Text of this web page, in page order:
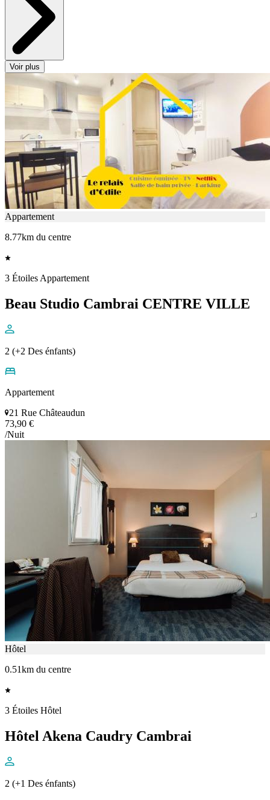
Voir plus
Appartement
8.77km du centre
3 Étoiles Appartement
Beau Studio Cambrai CENTRE VILLE
2 (+2 Des énfants)
Appartement
21 Rue Châteaudun
73,90 €
/Nuit
Hôtel
0.51km du centre
3 Étoiles Hôtel
Hôtel Akena Caudry Cambrai
2 (+1 Des énfants)